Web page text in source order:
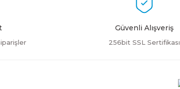
Güvenli Alışveriş
256bit SSL Sertifikası